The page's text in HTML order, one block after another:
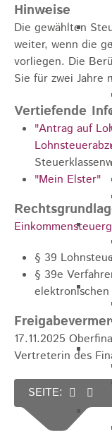
Hinweise
Die gewählten
weiter, wenn die
vorliegen. Die
Sie für zwei Jahre
Vertiefende
"Antrag auf
"Mein Elster"
§ 39
§ 39e
17.11.2025
Vertreterin des
SEITE: